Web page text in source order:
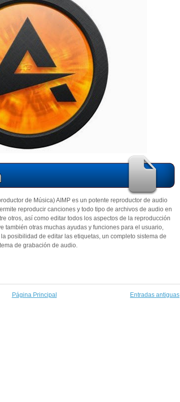
de Música) AIMP es un potente reproductor de audio
reproducir canciones y todo tipo de archivos de audio en
otros, así como editar todos los aspectos de la reproducción
también otras muchas ayudas y funciones para el usuario,
posibilidad de editar las etiquetas, un completo sistema de
de grabación de audio.
Entradas antiguas
Página Principal